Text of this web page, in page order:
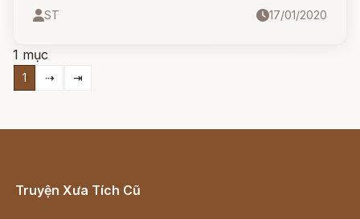
Hy Lạp.
ST 17/01/2020
1 mục
1 ⇢ ⇥
Truyện Xưa Tích Cũ